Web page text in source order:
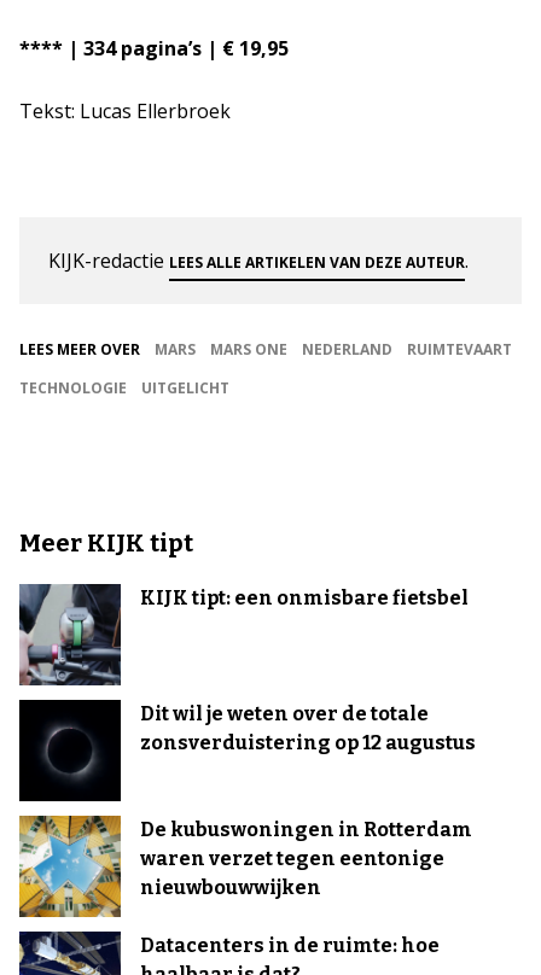
**** | 334 pagina’s | € 19,95
Tekst: Lucas Ellerbroek
KIJK-redactie LEES ALLE ARTIKELEN VAN DEZE AUTEUR.
LEES MEER OVER MARS MARS ONE NEDERLAND
RUIMTEVAART
TECHNOLOGIE
UITGELICHT
Meer KIJK tipt
KIJK tipt: een onmisbare fietsbel
Dit wil je weten over de totale
zonsverduistering op 12 augustus
De kubuswoningen in Rotterdam
waren verzet tegen eentonige
nieuwbouwwijken
Datacenters in de ruimte: hoe